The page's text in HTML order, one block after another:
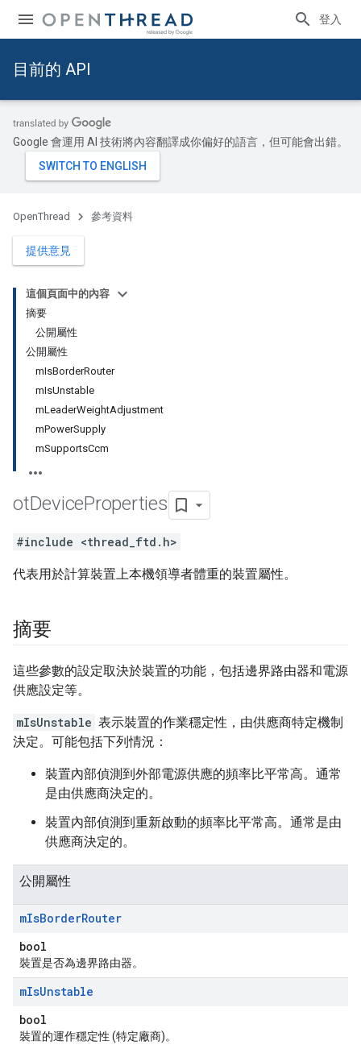
登入
目前的 API
Google 會運用 AI 技術將內容翻譯成你偏好的語言，但可能會出錯。
OpenThread 參考資料
提供意見
這個頁面中的內容
摘要
公開屬性
公開屬性
mIsBorderRouter
mIsUnstable
mLeaderWeightAdjustment
mPowerSupply
mSupportsCcm
otDeviceProperties
#include <thread_ftd.h>
代表用於計算裝置上本機領導者體重的裝置屬性。
摘要
這些參數的設定取決於裝置的功能，包括邊界路由器和電源
供應設定等。
mIsUnstable 表示裝置的作業穩定性，由供應商特定機制
決定。可能包括下列情況：
裝置內部偵測到外部電源供應的頻率比平常高。通常
是由供應商決定的。
裝置內部偵測到重新啟動的頻率比平常高。通常是由
供應商決定的。
公開屬性
mIsBorderRouter
bool
裝置是否為邊界路由器。
mIsUnstable
bool
裝置的運作穩定性 (特定廠商)。